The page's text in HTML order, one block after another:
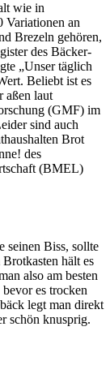
wie in
Variationen an
Brezeln gehören,
des Bäcker-
„Unser täglich
Beliebt ist es
aßen laut
(GMF) im
sind auch
Brot
des
(BMEL)
seinen Biss, sollte
hält es
also am besten
es trocken
legt man direkt
schön knusprig.